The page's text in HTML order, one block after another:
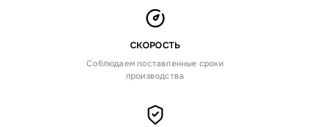
СКОРОСТЬ
Соблюдаем поставленные сроки
производства